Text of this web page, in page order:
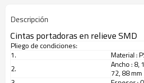
Descripción
Cintas portadoras en relieve SMD
Pliego de condiciones:
1.
Material:
2.
Ancho: 8,
72, 88 mm